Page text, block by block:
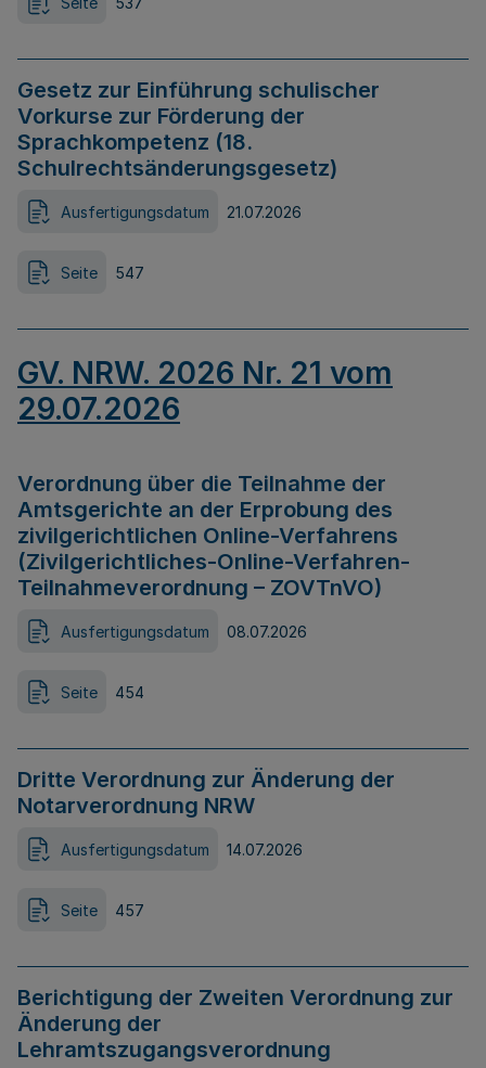
Gesetz zur Einführung schulischer
Vorkurse zur Förderung der
Sprachkompetenz (18.
Schulrechtsänderungsgesetz)
Ausfertigungsdatum 21.07.2026
Seite 547
GV. NRW. 2026 Nr. 21 vom
29.07.2026
Verordnung über die Teilnahme der
Amtsgerichte an der Erprobung des
zivilgerichtlichen Online-Verfahrens
(Zivilgerichtliches-Online-Verfahren-
Teilnahmeverordnung – ZOVTnVO)
Ausfertigungsdatum 08.07.2026
Seite 454
Dritte Verordnung zur Änderung der
Notarverordnung NRW
Ausfertigungsdatum 14.07.2026
Seite 457
Berichtigung der Zweiten Verordnung zur
Änderung der
Lehramtszugangsverordnung